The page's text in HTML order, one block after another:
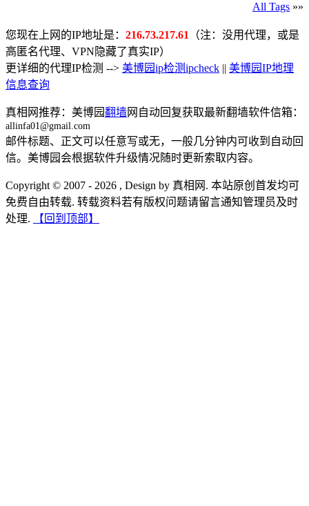
All Tags »»
您现在上网的IP地址是： 216.73.217.61
（注：没用代理，或是
高匿名代理、VPN隐藏了真实IP）
更详细的代理IP检测 --> 美博园ip检测ipcheck || 美博园IP地理
信息查询
真相网推荐：美博园翻墙网自动回复获取最新翻墙软件信箱：
allinfa01@gmail.com
邮件标题、正文可以任意写或无，一般几分钟内可收到自动回
信。美博园会根据软件升级情况随时更新索取内容。
Copyright © 2007 - 2026 , Design by 真相网. 本站原创首发均可
免费自由转载. 转载资料若有版权问题请留言通知管理员及时
处理.
【回到顶部】